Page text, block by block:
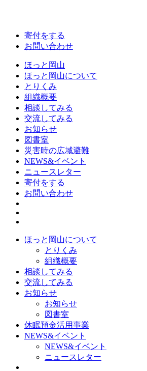
寄付をする
お問い合わせ
ほっと岡山
ほっと岡山について
とりくみ
組織概要
相談してみる
交流してみる
お知らせ
図書室
災害時の広域避難
NEWS&イベント
ニュースレター
寄付をする
お問い合わせ
ほっと岡山について
とりくみ
組織概要
相談してみる
交流してみる
お知らせ
お知らせ
図書室
休眠預金活用事業
NEWS&イベント
NEWS&イベント
ニュースレター